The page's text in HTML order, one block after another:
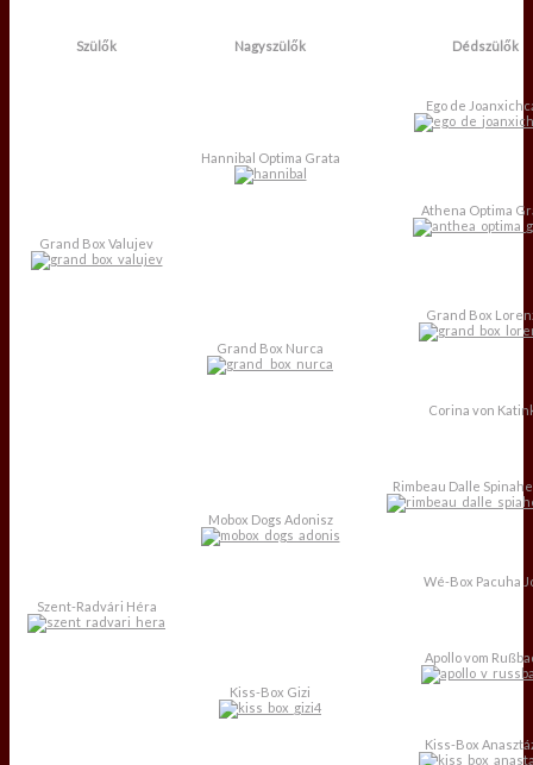
Szülők Nagyszülők Dédszülők
Grand Box Valujev
Hannibal Optima Grata
Ego de
Athena Optima
Grand Box Nurca
Grand Box
Corina von
Szent-Radvári Héra
Mobox Dogs Adonisz
Rimbeau Dalle
Wé-Box Pacuha
Kiss-Box Gizi
Apollo vom
Kiss-Box